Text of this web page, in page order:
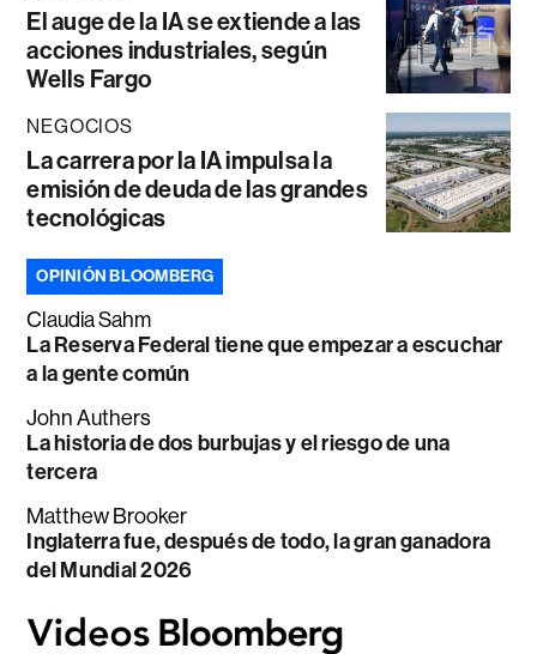
El auge de la IA se extiende a las
acciones industriales, según
Wells Fargo
NEGOCIOS
La carrera por la IA impulsa la
emisión de deuda de las grandes
tecnológicas
OPINIÓN BLOOMBERG
Claudia Sahm
La Reserva Federal tiene que empezar a escuchar
a la gente común
John Authers
La historia de dos burbujas y el riesgo de una
tercera
Matthew Brooker
Inglaterra fue, después de todo, la gran ganadora
del Mundial 2026